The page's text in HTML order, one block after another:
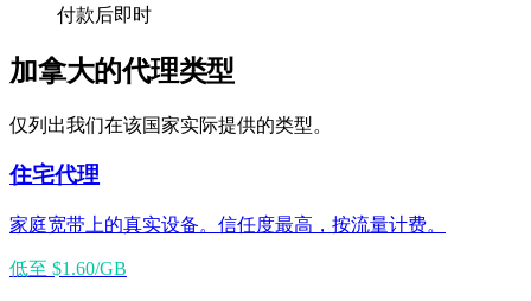
付款后即时
加拿大的代理类型
仅列出我们在该国家实际提供的类型。
住宅代理
家庭宽带上的真实设备。信任度最高，按流量计费。
低至 $1.60/GB